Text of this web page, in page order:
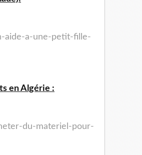
aide-a-une-petit-fille-
en Algérie :
du-materiel-pour-